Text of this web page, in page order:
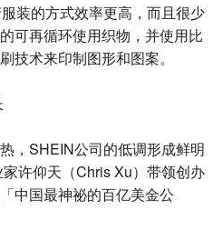
装的方式效率更高，而且很少
可再循环使用织物，并使用比
技术来印制图形和图案。
，SHEIN公司的低调形成鲜明
许仰天（Chris Xu）带领创办
中国最神祕的百亿美金公